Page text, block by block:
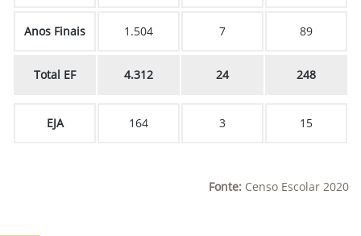
Anos Finais 1.504 7 89
Total EF 4.312 24 248
EJA 164 3 15
Fonte: Censo Escolar 2020